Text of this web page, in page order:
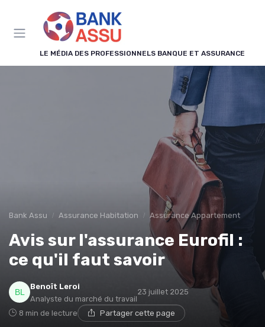
LE MÉDIA DES PROFESSIONNELS BANQUE ET ASSURANCE
Bank Assu Assurance Habitation Assurance Appartement
Avis sur l'assurance Eurofil :
ce qu'il faut savoir
Benoît Leroi
Analyste du marché du travail
23 juillet 2025
8 min de lecture Partager cette page